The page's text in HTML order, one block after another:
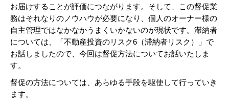
お届けすることが評価につながります。そして、この督促業
務はそれなりのノウハウが必要になり、個人のオーナー様の
自主管理ではなかなかうまくいかないのが現状です。滞納者
については、「不動産投資のリスク6（滞納者リスク）」で
お話しましたので、今回は督促方法についてお話いたしま
す。
督促の方法については、あらゆる手段を駆使して行っていき
ます。